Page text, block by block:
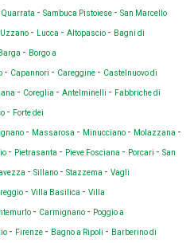
Quarrata - Sambuca Pistoiese - San Marcello
Uzzano - Lucca - Altopascio - Bagni di
Barga - Borgo a
- Capannori - Careggine - Castelnuovo di
- Coreglia - Antelminelli - Fabbriche di
- Forte dei
- Massarosa - Minucciano - Molazzana -
- Pietrasanta - Pieve Fosciana - Porcari - San
- Sillano - Stazzema - Vagli
- Villa Basilica - Villa
- Carmignano - Poggio a
- Firenze - Bagno a Ripoli - Barberino di